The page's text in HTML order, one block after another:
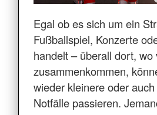
Egal ob es sich um ein
Fußballspiel, Konzerte
handelt – überall dort, wo
zusammenkommen,
wieder kleinere oder
Notfälle passieren.